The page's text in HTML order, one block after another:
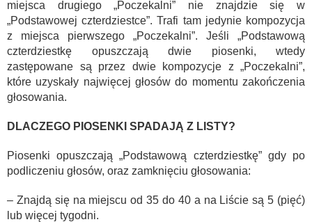
miejsca drugiego „Poczekalni” nie znajdzie się w
„Podstawowej czterdziestce”. Trafi tam jedynie kompozycja
z miejsca pierwszego „Poczekalni”. Jeśli „Podstawową
czterdziestkę opuszczają dwie piosenki, wtedy
zastępowane są przez dwie kompozycje z „Poczekalni”,
które uzyskały najwięcej głosów do momentu zakończenia
głosowania.
DLACZEGO PIOSENKI SPADAJĄ Z LISTY?
Piosenki opuszczają „Podstawową czterdziestkę” gdy po
podliczeniu głosów, oraz zamknięciu głosowania:
– Znajdą się na miejscu od 35 do 40 a na Liście są 5 (pięć)
lub więcej tygodni.